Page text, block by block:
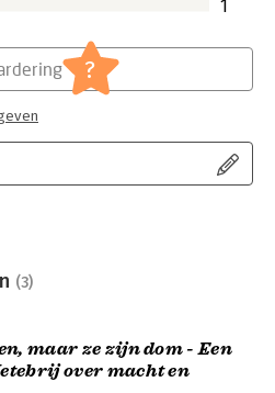
1
?
(3)
maar ze zijn dom - Een
over macht en